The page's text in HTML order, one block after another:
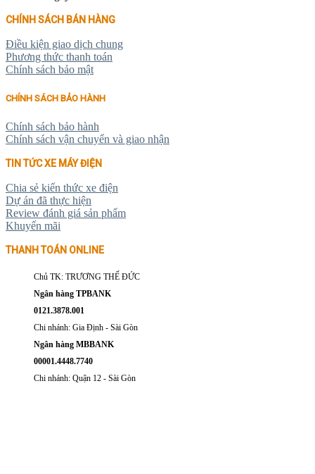
CHÍNH SÁCH BÁN HÀNG
Điều kiện giao dịch chung
Phương thức thanh toán
Chính sách bảo mật
CHÍNH SÁCH BẢO HÀNH
Chính sách bảo hành
Chính sách vận chuyển và giao nhận
TIN TỨC XE MÁY ĐIỆN
Chia sẻ kiến thức xe điện
Dự án đã thực hiện
Review đánh giá sản phẩm
Khuyến mãi
THANH TOÁN ONLINE
Chủ TK: TRƯƠNG THẾ ĐỨC
Ngân hàng TPBANK
0121.3878.001
Chi nhánh: Gia Định - Sài Gòn
Ngân hàng MBBANK
00001.4448.7740
Chi nhánh: Quận 12 - Sài Gòn